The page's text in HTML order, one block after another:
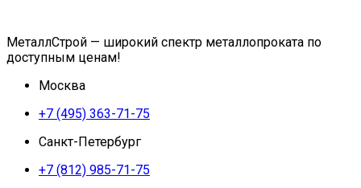
МеталлСтрой — широкий спектр металлопроката по
доступным ценам!
Москва
+7 (495) 363-71-75
Санкт-Петербург
+7 (812) 985-71-75